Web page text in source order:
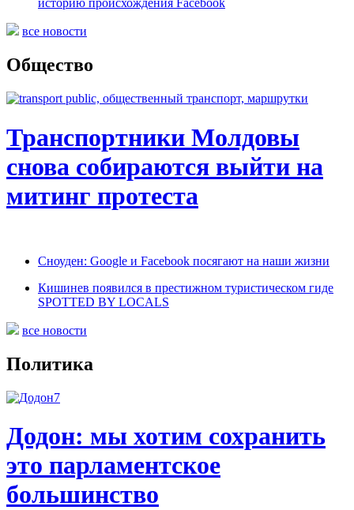
историю происхождения Facebook
все новости
Общество
Транспортники Молдовы
снова собираются выйти на
митинг протеста
Сноуден: Google и Facebook посягают на наши жизни
Кишинев появился в престижном туристическом гиде
SPOTTED BY LOCALS
все новости
Политика
Додон: мы хотим сохранить
это парламентское
большинство